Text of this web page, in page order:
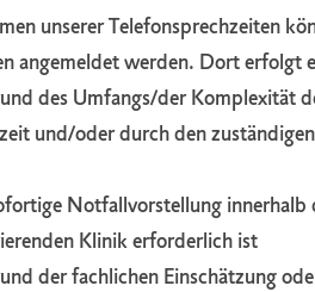
unserer Telefonsprechzeiten
angemeldet werden. Dort erfolgt
des Umfangs/der Komplexität
und/oder durch den
Notfallvorstellung
Klinik erforderlich ist
der fachlichen Einschätzung